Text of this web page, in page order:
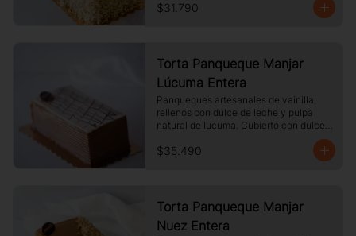
$31.790
Torta Panqueque Manjar
Lúcuma Entera
Panqueques artesanales de vainilla,
rellenos con dulce de leche y pulpa
natural de lucuma. Cubierto con dulce
$35.490
Torta Panqueque Manjar
Nuez Entera